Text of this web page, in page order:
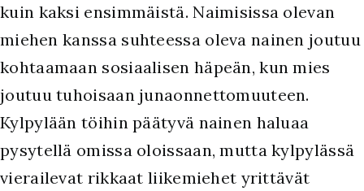
kuin kaksi ensimmäistä. Naimisissa olevan
miehen kanssa suhteessa oleva nainen joutuu
kohtaamaan sosiaalisen häpeän, kun mies
joutuu tuhoisaan junaonnettomuuteen.
Kylpylään töihin päätyvä nainen haluaa
pysytellä omissa oloissaan, mutta kylpylässä
vierailevat rikkaat liikemiehet yrittävät